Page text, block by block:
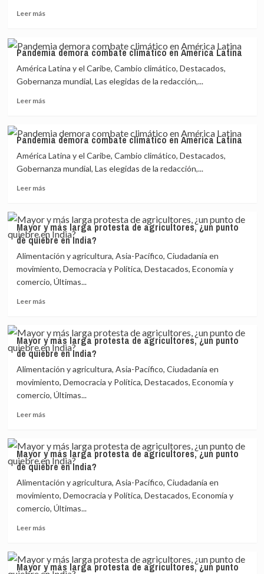
Leer másLeer
Romper
el
círculo
vicioso
la
y
el
deterioro
del
Pandemia demora combate climático en América Latina
América Latina y el Caribe, Cambio climático, Destacados,
Gobernanza mundial, Las elegidas de la redacción,...
Leer másLeer
Pandemia
demora
combate
climático
América
Pandemia demora combate climático en América Latina
América Latina y el Caribe, Cambio climático, Destacados,
Gobernanza mundial, Las elegidas de la redacción,...
Leer másLeer
Pandemia
demora
combate
climático
en
América
Latina
Mayor y más larga protesta de agricultores, ¿un punto
de quiebre en India?
Alimentación y agricultura, Asia-Pacífico, Ciudadanía en
movimiento, Democracia y Política, Destacados, Economía y
comercio, Últimas...
Leer másLeer
Mayor
y
más
larga
protesta
agricultores,
¿un
quiebre
en
India?
Mayor y más larga protesta de agricultores, ¿un punto
de quiebre en India?
Alimentación y agricultura, Asia-Pacífico, Ciudadanía en
movimiento, Democracia y Política, Destacados, Economía y
comercio, Últimas...
Leer másLeer
Mayor
y
más
larga
protesta
agricultores,
¿un
quiebre
en
Mayor y más larga protesta de agricultores, ¿un punto
de quiebre en India?
Alimentación y agricultura, Asia-Pacífico, Ciudadanía en
movimiento, Democracia y Política, Destacados, Economía y
comercio, Últimas...
Leer másLeer
Mayor
y
Mayor y más larga protesta de agricultores, ¿un punto